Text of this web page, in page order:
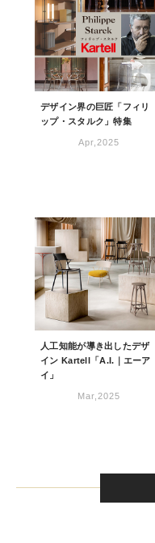
デザイン界の巨匠「フィリ
ップ・スタルク」特集
Apr,2025
人工知能が導き出したデザ
イン Kartell「A.I.｜エーア
イ」
Mar,2025